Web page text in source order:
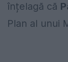
înțelagă că
Plan al unui